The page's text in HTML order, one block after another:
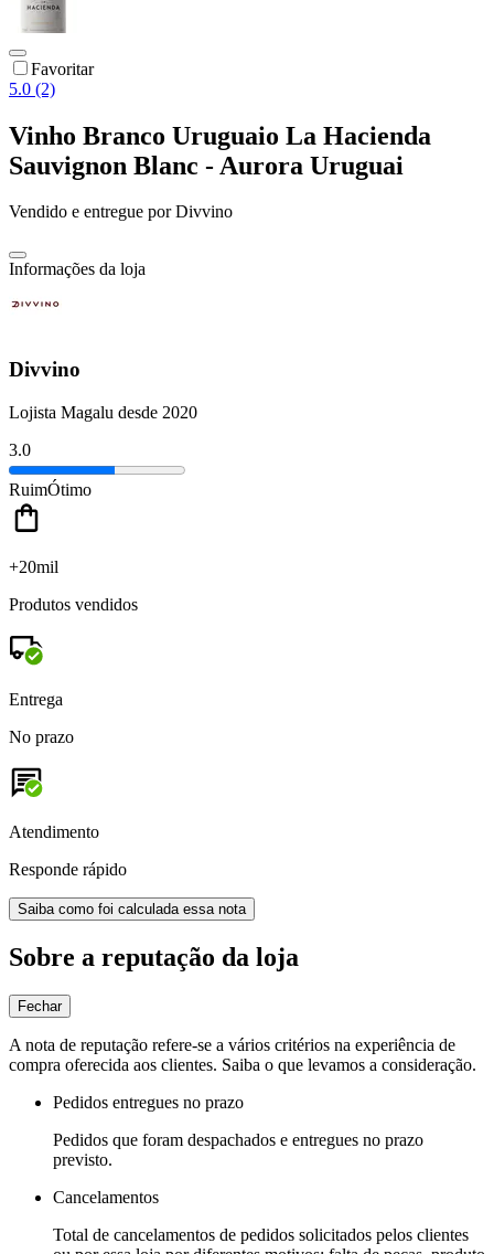
Favoritar
5.0 (2)
Vinho Branco Uruguaio La Hacienda
Sauvignon Blanc - Aurora Uruguai
Vendido e entregue por Divvino
Informações da loja
Divvino
Lojista Magalu desde 2020
3.0
RuimÓtimo
+20mil
Produtos vendidos
Entrega
No prazo
Atendimento
Responde rápido
Saiba como foi calculada essa nota
Sobre a reputação da loja
Fechar
A nota de reputação refere-se a vários critérios na experiência de
compra oferecida aos clientes. Saiba o que levamos a consideração.
Pedidos entregues no prazo
Pedidos que foram despachados e entregues no prazo
previsto.
Cancelamentos
Total de cancelamentos de pedidos solicitados pelos clientes